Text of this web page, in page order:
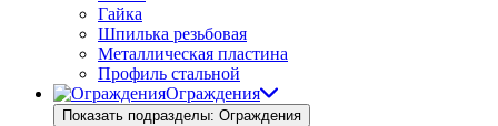
Гайка
Шпилька резьбовая
Металлическая пластина
Профиль стальной
Ограждения
Показать подразделы: Ограждения